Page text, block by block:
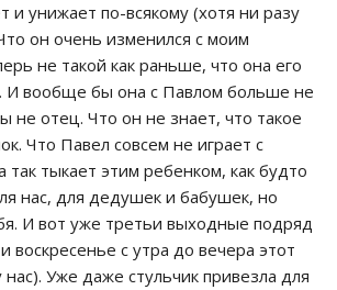
и унижает по-всякому (хотя ни разу
он очень изменился с моим
не такой как раньше, что она его
вообще бы она с Павлом больше не
не отец. Что он не знает, что такое
Что Павел совсем не играет с
тыкает этим ребенком, как будто
нас, для дедушек и бабушек, но
И вот уже третьи выходные подряд
воскресенье с утра до вечера этот
нас). Уже даже стульчик привезла для